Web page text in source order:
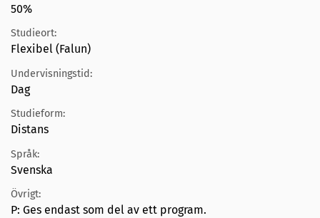
50%
Studieort:
Flexibel (Falun)
Undervisningstid:
Dag
Studieform:
Distans
Språk:
Svenska
Övrigt:
P: Ges endast som del av ett program.